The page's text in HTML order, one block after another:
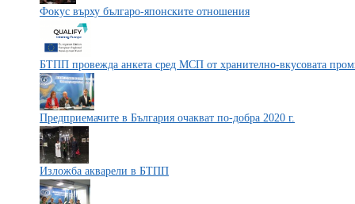
Фокус върху българо-японските отношения
БТПП провежда анкета сред МСП от хранително-вкусовата
Предприемачите в България очакват по-добра 2020 г.
Изложба акварели в БТПП